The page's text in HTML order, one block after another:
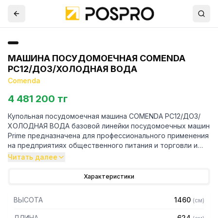
МАШИНА ПОСУДОМОЕЧНАЯ COMENDA
PC12/ДОЗ/ХОЛОДНАЯ ВОДА
Comenda
4 481 200 тг
Купольная посудомоечная машина COMENDA PC12/ДОЗ/
ХОЛОДНАЯ ВОДА базовой линейки посудомоечных машин
Prime предназначена для профессионального применения
на предприятиях общественного питания и торговли и
используется для мойки чашек, стаканов, тарелок,
одном из них складывают использованную посуду, на
другом – чистую (площадь стола для использованной
Читать далее
Характеристики
ВЫСОТА 1460 (см)